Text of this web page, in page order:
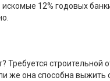
искомые 12% годовых
Требуется строительной
же она способна выжить